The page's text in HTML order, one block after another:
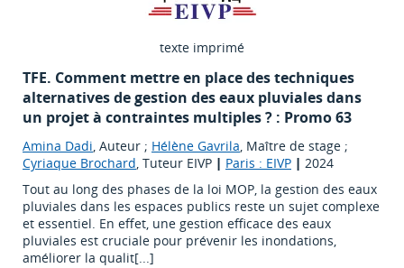
texte imprimé
TFE. Comment mettre en place des techniques
alternatives de gestion des eaux pluviales dans
un projet à contraintes multiples ? : Promo 63
Amina Dadi, Auteur ; Hélène Gavrila, Maître de stage ;
Cyriaque Brochard, Tuteur EIVP | Paris : EIVP | 2024
Tout au long des phases de la loi MOP, la gestion des eaux
pluviales dans les espaces publics reste un sujet complexe
et essentiel. En effet, une gestion efficace des eaux
pluviales est cruciale pour prévenir les inondations,
améliorer la qualit[...]